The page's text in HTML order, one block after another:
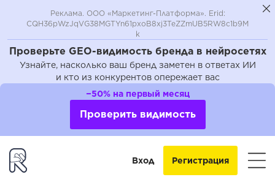
Проверьте GEO-видимость бренда в нейросетях
Узнайте, насколько ваш бренд заметен в ответах ИИ
и кто из конкурентов опережает вас
Реклама. ООО «Маркетинг-Платформа». Erid:
CQH36pWzJqVG38MGTYn61pxoB8xj3TeZZmUB5RW8c1b9M
k
−50% на первый месяц
Проверить видимость
Вход Регистрация